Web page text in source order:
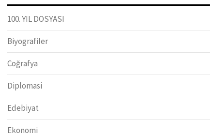
100. YIL DOSYASI
Biyografiler
Coğrafya
Diplomasi
Edebiyat
Ekonomi